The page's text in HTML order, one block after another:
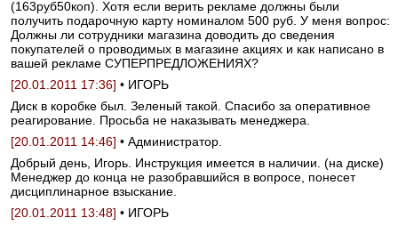
(163руб50коп). Хотя если верить рекламе должны были
получить подарочную карту номиналом 500 руб. У меня вопрос:
Должны ли сотрудники магазина доводить до сведения
покупателей о проводимых в магазине акциях и как написано в
вашей рекламе СУПЕРПРЕДЛОЖЕНИЯХ?
[20.01.2011 17:36] • ИГОРЬ
Диск в коробке был. Зеленый такой. Спасибо за оперативное
реагирование. Просьба не наказывать менеджера.
[20.01.2011 14:46] • Администратор.
Добрый день, Игорь. Инструкция имеется в наличии. (на диске)
Менеджер до конца не разобравшийся в вопросе, понесет
дисциплинарное взыскание.
[20.01.2011 13:48] • ИГОРЬ